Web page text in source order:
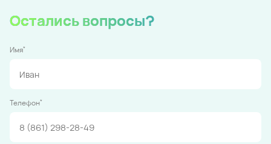
Остались вопросы?
Имя*
Телефон*